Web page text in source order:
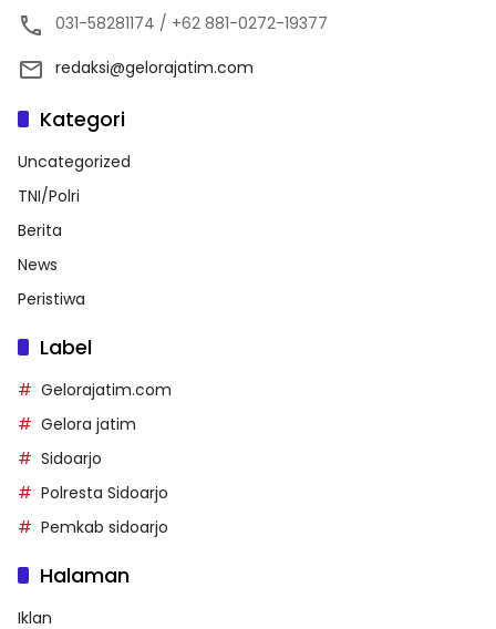
031-58281174 / +62 881-0272-19377
redaksi@gelorajatim.com
Kategori
Uncategorized
TNI/Polri
Berita
News
Peristiwa
Label
Gelorajatim.com
Gelora jatim
Sidoarjo
Polresta Sidoarjo
Pemkab sidoarjo
Halaman
Iklan